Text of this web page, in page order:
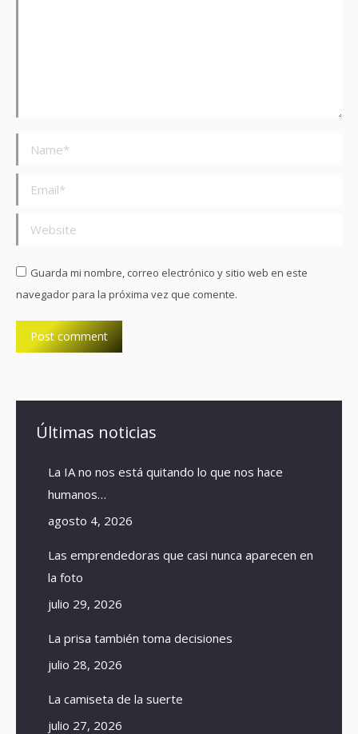
Name *
Email *
Website
Guarda mi nombre, correo electrónico y sitio web en este
navegador para la próxima vez que comente.
Post comment
Últimas noticias
La IA no nos está quitando lo que nos hace
humanos…
agosto 4, 2026
Las emprendedoras que casi nunca aparecen en
la foto
julio 29, 2026
La prisa también toma decisiones
julio 28, 2026
La camiseta de la suerte
julio 27, 2026